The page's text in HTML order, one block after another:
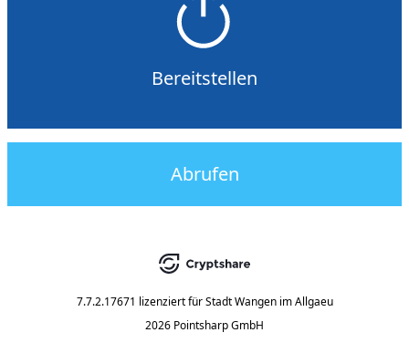
Bereitstellen
Abrufen
7.7.2.17671 lizenziert für Stadt Wangen im Allgaeu
2026 Pointsharp GmbH